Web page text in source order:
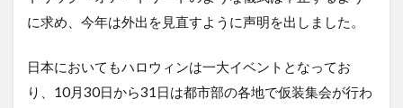
に求め、今年は外出を見直すように声明を出しました。
日本においてもハロウィンは一大イベントとなってお
り、10月30日から31日は都市部の各地で仮装集会が行わ